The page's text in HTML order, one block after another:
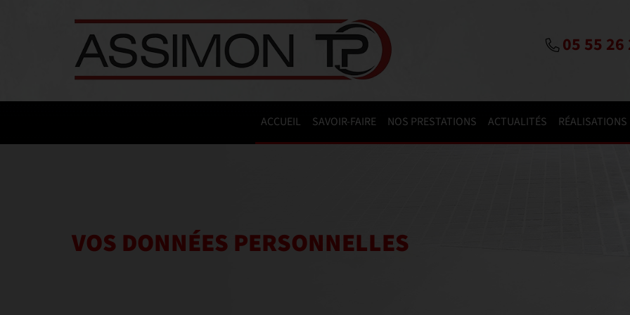
05 55 26
ACCUEIL SAVOIR-FAIRE NOS PRESTATIONS ACTUALITÉS RÉALISATIONS
VOS DONNÉES PERSONNELLES